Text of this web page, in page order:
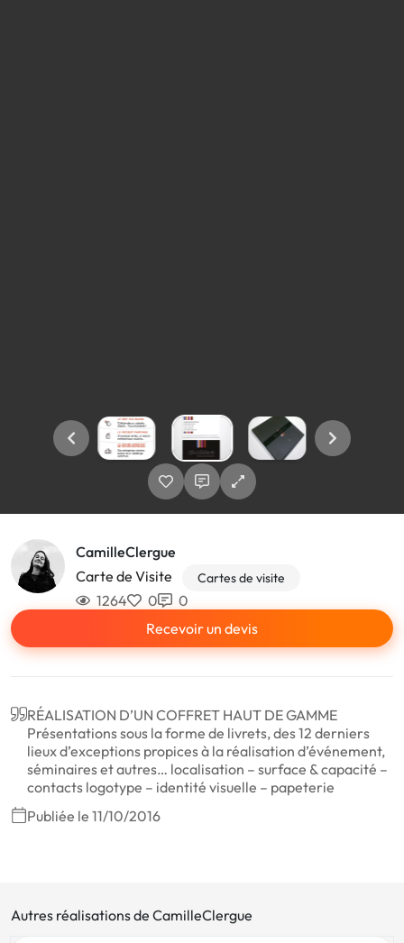
CamilleClergue
Carte de Visite
Cartes de visite
1264 0
0
Recevoir un devis
RÉALISATION D’UN COFFRET HAUT DE GAMME
Présentations sous la forme de livrets, des 12 derniers
lieux d’exceptions propices à la réalisation d’événement,
séminaires et autres… localisation – surface & capacité –
contacts logotype – identité visuelle – papeterie
Publiée le 11/10/2016
Autres réalisations de CamilleClergue